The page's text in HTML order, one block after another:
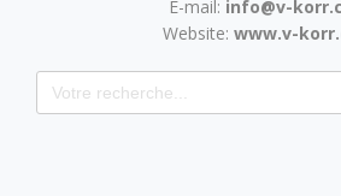
E-mail: info@v-
Website: www.v-